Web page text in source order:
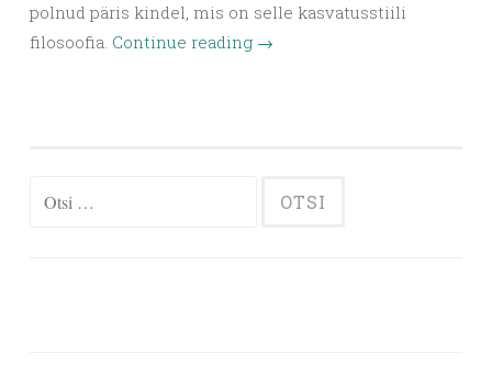
polnud päris kindel, mis on selle kasvatusstiili
filosoofia. Continue reading →
Otsi: